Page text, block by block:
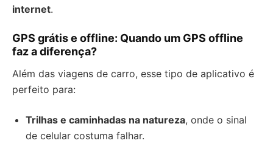
internet.
GPS grátis e offline: Quando um GPS offline
faz a diferença?
Além das viagens de carro, esse tipo de aplicativo é
perfeito para:
Trilhas e caminhadas na natureza, onde o sinal
de celular costuma falhar.